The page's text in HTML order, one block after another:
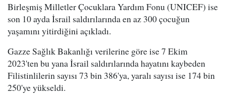
Birleşmiş Milletler Çocuklara Yardım Fonu (UNICEF) ise
son 10 ayda İsrail saldırılarında en az 300 çocuğun
yaşamını yitirdiğini açıkladı.
Gazze Sağlık Bakanlığı verilerine göre ise 7 Ekim
2023'ten bu yana İsrail saldırılarında hayatını kaybeden
Filistinlilerin sayısı 73 bin 386'ya, yaralı sayısı ise 174 bin
250'ye yükseldi.